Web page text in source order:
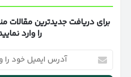
برای دریافت جدیدترین
را وارد
آدرس
ایمیل